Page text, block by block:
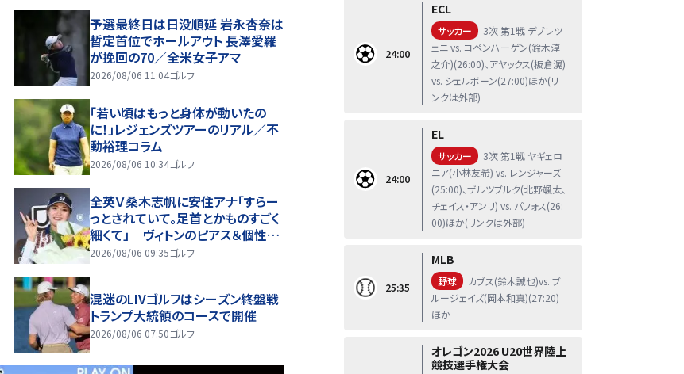
予選最終日は日没順延 岩永杏奈は
暫定首位でホールアウト 長澤愛羅
が挽回の70／全米女子アマ
2026/08/06 11:04ゴルフ
「若い頃はもっと身体が動いたの
に！」レジェンズツアーのリアル／不
動裕理コラム
2026/08/06 10:34ゴルフ
全英Ｖ桑木志帆に安住アナ「すらー
っとされていて。足首とかものすごく
細くて」 ヴィトンのピアス＆個性的
ネイルで登場→「結構、珍しいと思
2026/08/06 09:35ゴルフ
混迷のLIVゴルフはシーズン終盤戦
トランプ大統領のコースで開催
2026/08/06 07:50ゴルフ
24:00
ECL
サッカー
3次 第1戦 デブレツ
ェニ vs. コペンハーゲン(鈴木淳
之介)(26:00)、アヤックス(板倉滉)
vs. シェルボーン(27:00)ほか(リ
ンクは外部)
24:00
EL
サッカー
3次 第1戦 ヤギェロ
ニア(小林友希) vs. レンジャーズ
(25:00)、ザルツブルク(北野颯太、
チェイス・アンリ) vs. パフォス(26:
00)ほか(リンクは外部)
25:35
MLB
野球
カブス(鈴木誠也)vs. ブ
ルージェイズ(岡本和真)(27:20)
ほか
オレゴン2026 U20世界陸上
競技選手権大会